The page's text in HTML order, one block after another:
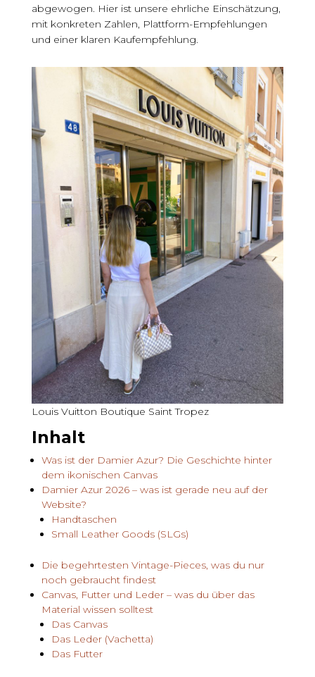
abgewogen. Hier ist unsere ehrliche Einschätzung,
mit konkreten Zahlen, Plattform-Empfehlungen
und einer klaren Kaufempfehlung.
Louis Vuitton Boutique Saint Tropez
Inhalt
Was ist der Damier Azur? Die Geschichte hinter
dem ikonischen Canvas
Damier Azur 2026 – was ist gerade neu auf der
Website?
Handtaschen
Small Leather Goods (SLGs)
Die begehrtesten Vintage-Pieces, was du nur
noch gebraucht findest
Canvas, Futter und Leder – was du über das
Material wissen solltest
Das Canvas
Das Leder (Vachetta)
Das Futter